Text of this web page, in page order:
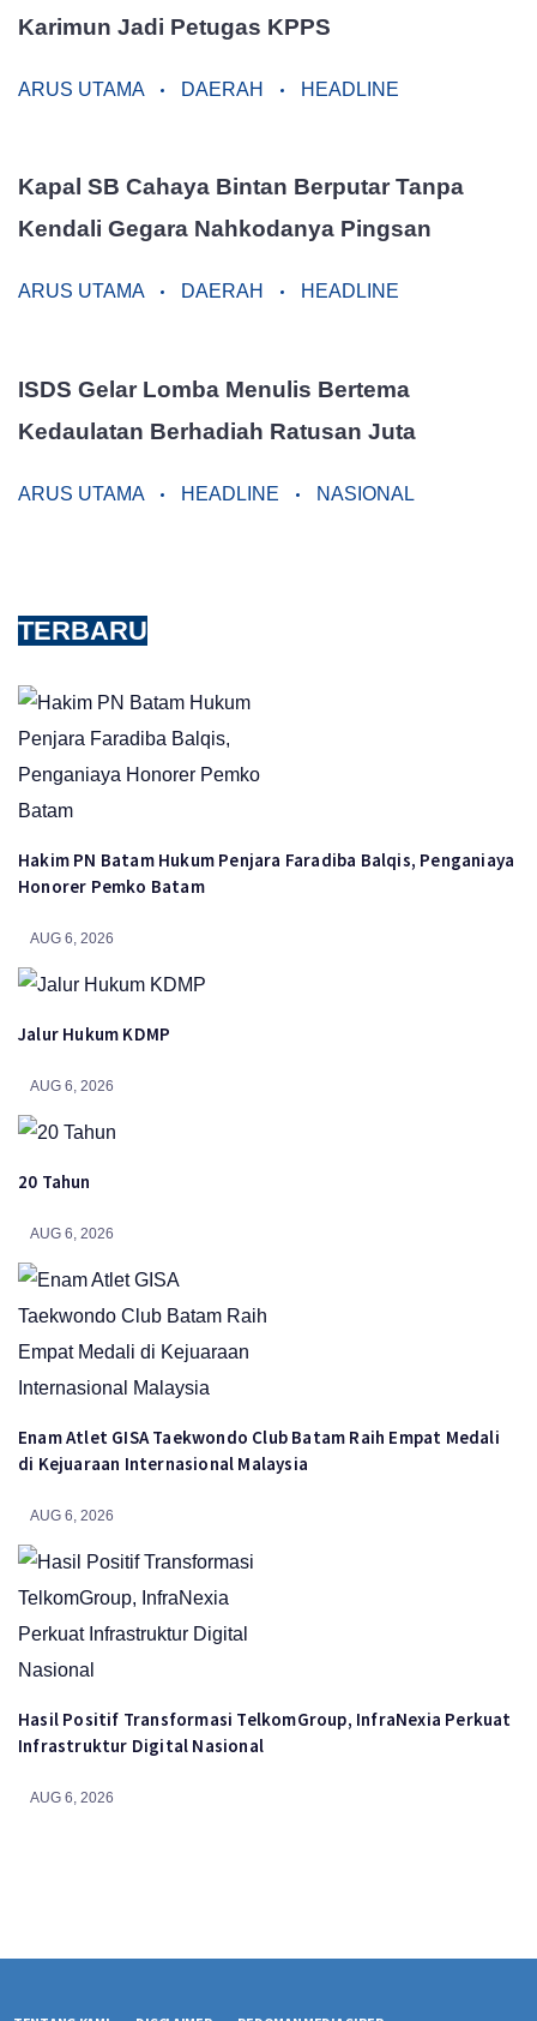
Karimun Jadi Petugas KPPS
ARUS UTAMA DAERAH HEADLINE
Kapal SB Cahaya Bintan Berputar Tanpa
Kendali Gegara Nahkodanya Pingsan
ARUS UTAMA DAERAH HEADLINE
ISDS Gelar Lomba Menulis Bertema
Kedaulatan Berhadiah Ratusan Juta
ARUS UTAMA HEADLINE NASIONAL
TERBARU
Hakim PN Batam Hukum Penjara Faradiba Balqis, Penganiaya
Honorer Pemko Batam
AUG 6, 2026
Jalur Hukum KDMP
AUG 6, 2026
20 Tahun
AUG 6, 2026
Enam Atlet GISA Taekwondo Club Batam Raih Empat Medali
di Kejuaraan Internasional Malaysia
AUG 6, 2026
Hasil Positif Transformasi TelkomGroup, InfraNexia Perkuat
Infrastruktur Digital Nasional
AUG 6, 2026